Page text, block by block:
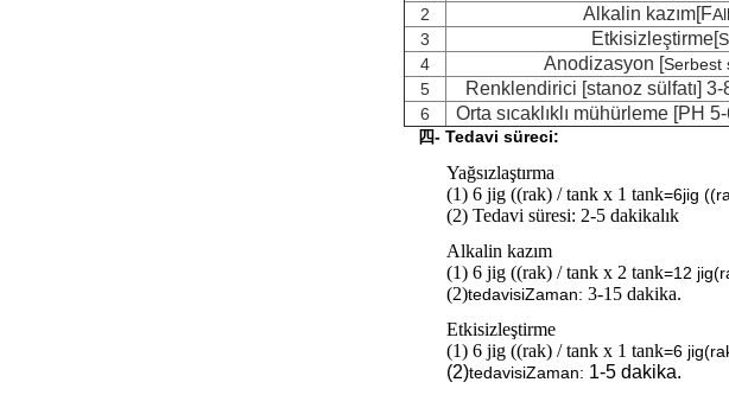
2
Alkalin kazım[F
3
Etkisizleştirme[
4
Anodizasyon [Serbest
5
Renklendirici [stanoz sülfatı] 3-
6
Orta sıcaklıklı mühürleme [PH
四- Tedavi süreci:
Yağsızlaştırma
(1) 6 jig ((rak) / tank x 1 tank=6jig
(2) Tedavi süresi: 2-5 dakikalık
Alkalin kazım
(1) 6 jig ((rak) / tank x 2 tank=12 jig
(2)tedavisiZaman: 3-15 dakika.
Etkisizleştirme
(1) 6 jig ((rak) / tank x 1 tank=6 jig
(2)tedavisiZaman: 1-5 dakika.